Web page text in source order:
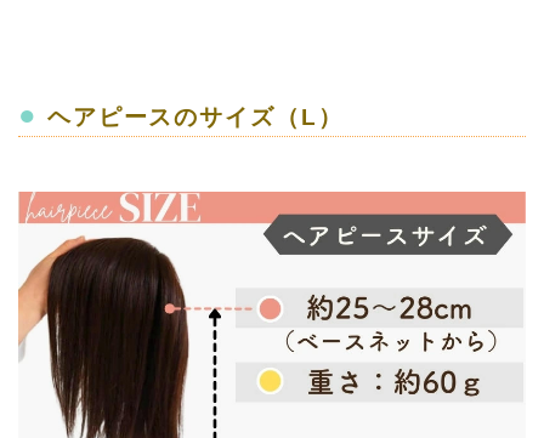
● ヘアピースのサイズ（L）